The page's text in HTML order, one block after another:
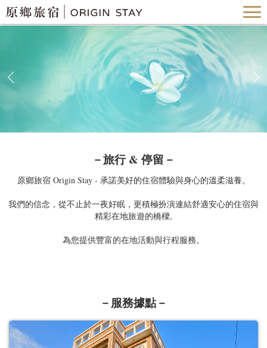
－旅行 & 停留－
原鄉旅宿 Origin Stay - 承諾美好的住宿體驗與身心的溫柔滋養。
我們的信念，從不止於一夜好眠，更積極扮演連結舒適安心的住宿與
精彩在地旅遊的橋樑,
為您提供豐富的在地活動與行程服務。
－服務據點－